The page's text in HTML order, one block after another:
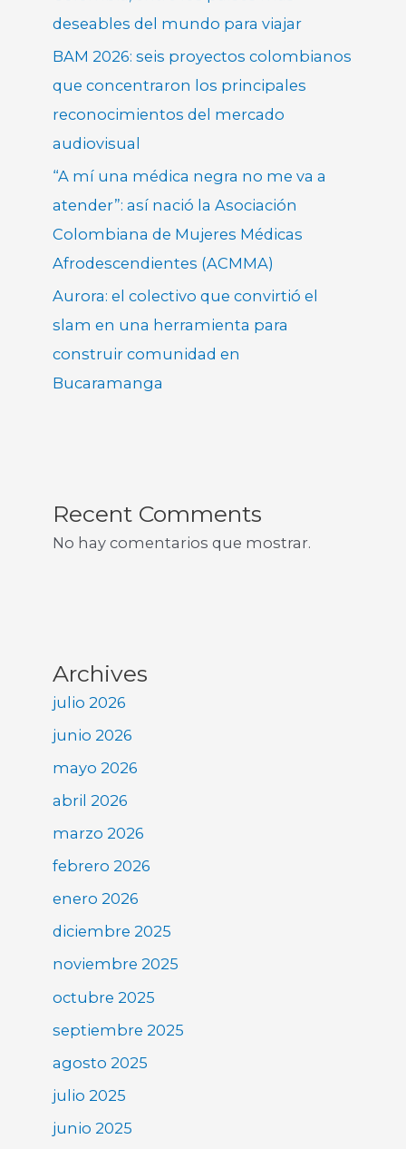
deseables del mundo para viajar
BAM 2026: seis proyectos colombianos
que concentraron los principales
reconocimientos del mercado
audiovisual
“A mí una médica negra no me va a
atender”: así nació la Asociación
Colombiana de Mujeres Médicas
Afrodescendientes (ACMMA)
Aurora: el colectivo que convirtió el
slam en una herramienta para
construir comunidad en
Bucaramanga
Recent Comments
No hay comentarios que mostrar.
Archives
julio 2026
junio 2026
mayo 2026
abril 2026
marzo 2026
febrero 2026
enero 2026
diciembre 2025
noviembre 2025
octubre 2025
septiembre 2025
agosto 2025
julio 2025
junio 2025